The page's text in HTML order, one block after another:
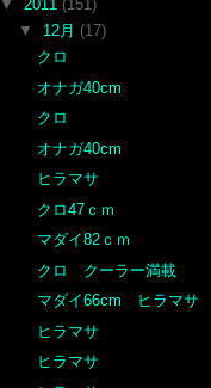
▼ 2011 (151)
▼ 12月 (17)
クロ
オナガ40cm
クロ
オナガ40cm
ヒラマサ
クロ47ｃｍ
マダイ82ｃｍ
クロ クーラー満載
マダイ66cm ヒラマサ
ヒラマサ
ヒラマサ